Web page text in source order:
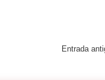
Entrada